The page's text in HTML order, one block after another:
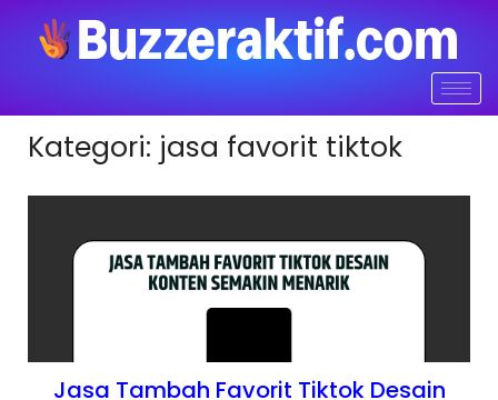
Kategori: jasa favorit tiktok
Jasa Tambah Favorit Tiktok Desain